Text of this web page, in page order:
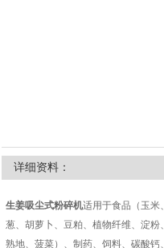
详细资料：
生姜吸尘式粉碎机适用于食品（玉米
葱、胡萝卜、豆粕、植物纤维、淀
熟地、菠菜）、制药、饲料、碳酸